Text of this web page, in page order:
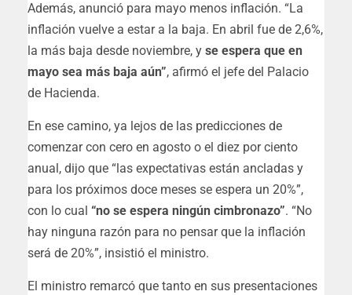
Además, anunció para mayo menos inflación. “La
inflación vuelve a estar a la baja. En abril fue de 2,6%,
la más baja desde noviembre, y se espera que en
mayo sea más baja aún”, afirmó el jefe del Palacio
de Hacienda.
En ese camino, ya lejos de las predicciones de
comenzar con cero en agosto o el diez por ciento
anual, dijo que “las expectativas están ancladas y
para los próximos doce meses se espera un 20%”,
con lo cual “no se espera ningún cimbronazo”. “No
hay ninguna razón para no pensar que la inflación
será de 20%”, insistió el ministro.
El ministro remarcó que tanto en sus presentaciones